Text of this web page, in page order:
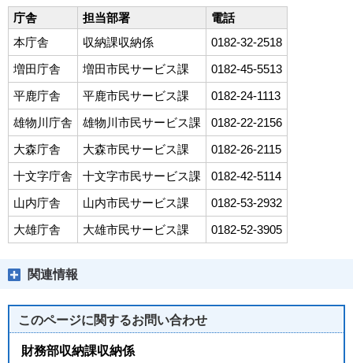
庁舎
担当部署
電話
本庁舎
収納課収納係
0182-32-2518
増田庁舎
増田市民サービス課
0182-45-5513
平鹿庁舎
平鹿市民サービス課
0182-24-1113
雄物川庁舎
雄物川市民サービス課
0182-22-2156
大森庁舎
大森市民サービス課
0182-26-2115
十文字庁舎
十文字市民サービス課
0182-42-5114
山内庁舎
山内市民サービス課
0182-53-2932
大雄庁舎
大雄市民サービス課 0182-52-3905
関連情報
このページに関するお問い合わせ
財務部収納課収納係